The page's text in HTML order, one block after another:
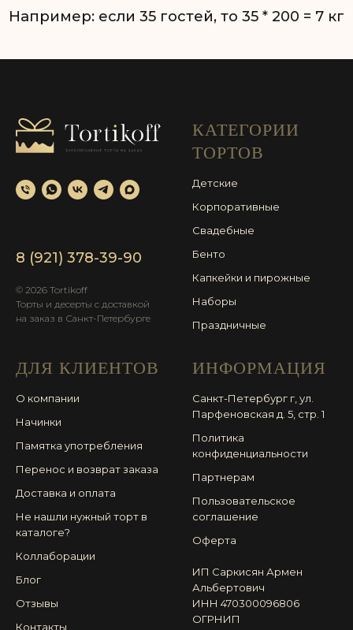
8 (921) 378-39-90
© 2026 Tortikoff
Торты и десерты с доставкой
на заказ в Санкт-Петербурге
КАТЕГОРИИ
ТОРТОВ
Детские
Корпоративные
Свадебные
Бенто
Капкейки и пирожные
Наборы
Праздничные
ДЛЯ КЛИЕНТОВ
О компании
Начинки
Памятка употребления
Перенос и возврат заказа
Доставка и оплата
Не нашли нужный торт в
каталоге?
Коллаборации
Блог
Отзывы
Контакты
ИНФОРМАЦИЯ
Санкт-Петербург г, ул.
Парфеновская д. 5, стр. 1
Политика
конфиденциальности
Партнерам
Пользовательское
соглашение
Оферта
ИП Саркисян Армен
Альбертович
ИНН 470300096806
ОГРНИП